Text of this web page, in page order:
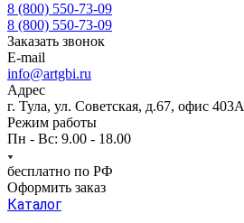
8 (800) 550-73-09
8 (800) 550-73-09
Заказать звонок
E-mail
info@artgbi.ru
Адрес
г. Тула, ул. Советская, д.67, офис 403А
Режим работы
Пн - Вс: 9.00 - 18.00
бесплатно по РФ
Оформить заказ
Каталог